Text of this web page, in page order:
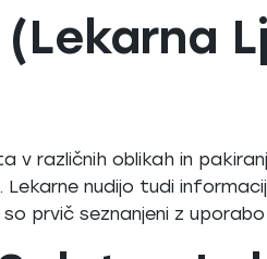
v različnih oblikah in
nudijo tudi
prvič seznanjeni z